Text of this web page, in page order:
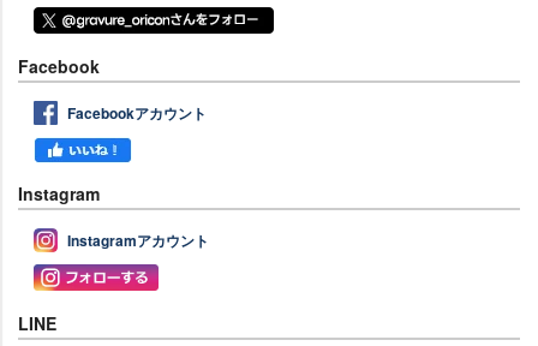
Facebook
Facebookアカウント
Instagram
Instagramアカウント
LINE